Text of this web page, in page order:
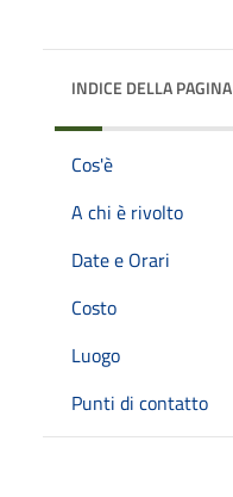
INDICE DELLA PAGINA
Cos'è
A chi è rivolto
Date e Orari
Costo
Luogo
Punti di contatto